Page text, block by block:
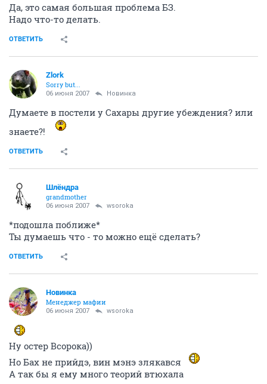
Да, это самая большая проблема БЗ.
Надо что-то делать.
ОТВЕТИТЬ
Zlork
Sorry but...
06 июня 2007 Новинка
Думаете в постели у Сахары другие убеждения? или
знаете?!
ОТВЕТИТЬ
Шлёндра
grandmother
06 июня 2007 wsoroka
*подошла поближе*
Ты думаешь что - то можно ещё сделать?
ОТВЕТИТЬ
Новинка
Менеджер мафии
06 июня 2007 wsoroka
Ну остер Всорока))
Но Бах не прийдэ, вин мэнэ злякався
А так бы я ему много теорий втюхала